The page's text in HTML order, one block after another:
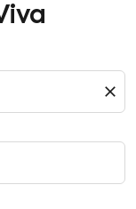
close